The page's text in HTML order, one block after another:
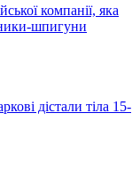
компанії, яка
шпигуни
дістали тіла 15-